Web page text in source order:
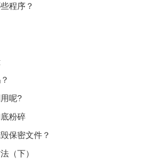
程序？
呢?
粉碎
保密文件？
（下）